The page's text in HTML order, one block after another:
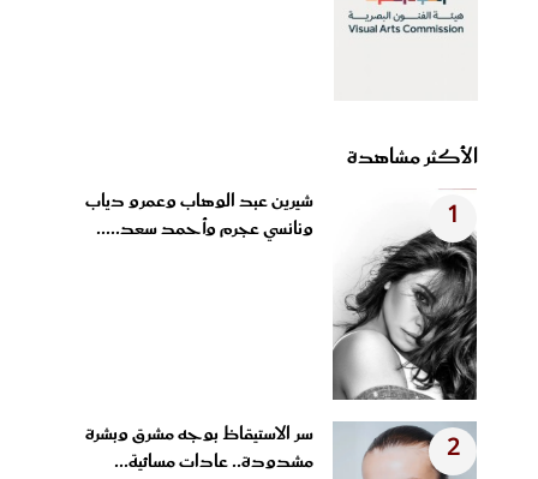
الأكثر مشاهدة
1
شيرين عبد الوهاب وعمرو دياب
ونانسي عجرم وأحمد سعد.....
2
سر الاستيقاظ بوجه مشرق وبشرة
مشدودة.. عادات مسائية...